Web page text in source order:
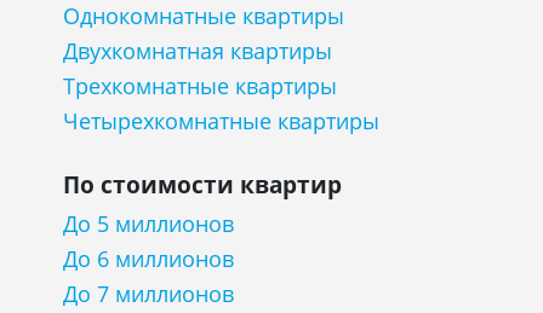
Однокомнатные квартиры
Двухкомнатная квартиры
Трехкомнатные квартиры
Четырехкомнатные квартиры
По стоимости квартир
До 5 миллионов
До 6 миллионов
До 7 миллионов